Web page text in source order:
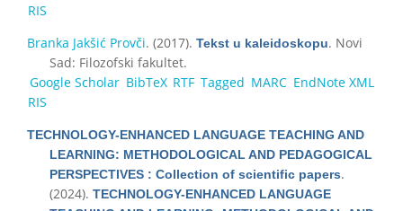
RIS
Branka Jakšić Provči. (2017). Tekst u kaleidoskopu. Novi
Sad: Filozofski fakultet.
Google Scholar BibTeX RTF Tagged MARC EndNote XML
RIS
TECHNOLOGY-ENHANCED LANGUAGE TEACHING AND
LEARNING: METHODOLOGICAL AND PEDAGOGICAL
PERSPECTIVES : Collection of scientific papers.
(2024). TECHNOLOGY-ENHANCED LANGUAGE